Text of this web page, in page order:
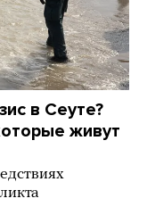
в Сеуте?
живут